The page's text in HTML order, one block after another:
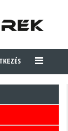
TOGGLE